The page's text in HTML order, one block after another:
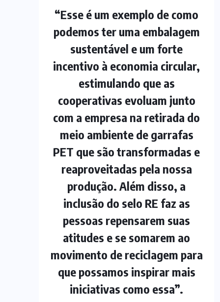
“Esse é um exemplo de como
podemos ter uma embalagem
sustentável e um forte
incentivo à economia circular,
estimulando que as
cooperativas evoluam junto
com a empresa na retirada do
meio ambiente de garrafas
PET que são transformadas e
reaproveitadas pela nossa
produção. Além disso, a
inclusão do selo RE faz as
pessoas repensarem suas
atitudes e se somarem ao
movimento de reciclagem para
que possamos inspirar mais
iniciativas como essa”.